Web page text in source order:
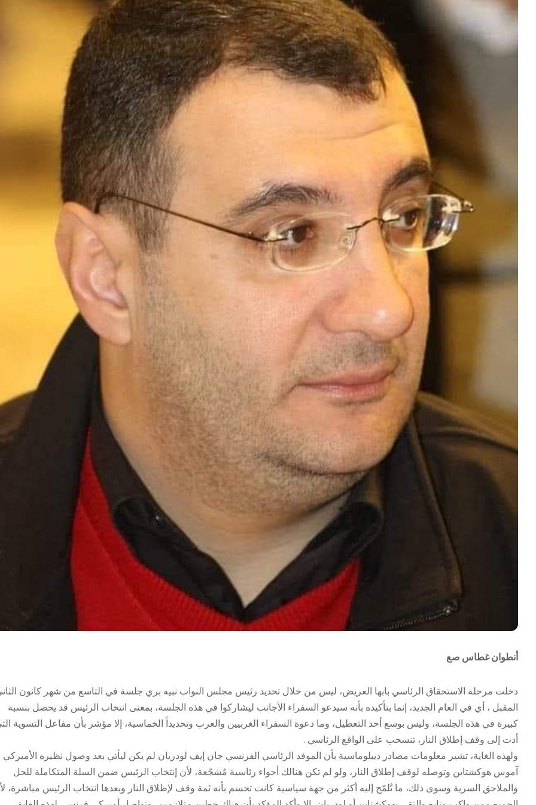
أنطوان غطاس صع
دخلت مرحلة الاستحقاق الرئاسي بابها العريض، ليس من خلال تحديد رئيس مجلس النواب نبيه بري جلسة في التاسع من شهر كانون
المقبل ، أي في العام الجديد، إنما بتأكيده بأنه سيدعو السفراء الأجانب ليشاركوا في هذه الجلسة، بمعنى انتخاب الرئيس قد يحصل بنسبة
كبيرة في هذه الجلسة، وليس بوسع أحد التعطيل، وما دعوة السفراء الغربيين والعرب وتحديداً الخماسية، إلا مؤشر بأن مفاعل التسوية
أدت إلى وقف إطلاق النار، تنسحب على الواقع الرئاسي .
ولهذه الغاية، تشير معلومات مصادر ديبلوماسية بأن الموفد الرئاسي الفرنسي جان إيف لودريان لم يكن ليأتي بعد وصول نظيره الأميركي
آموس هوكشتاين وتوصله لوقف إطلاق النار، ولو لم تكن هنالك أجواء رئاسية مُشجّعة، لأن إنتخاب الرئيس ضمن السلة المتكاملة للحل
والملاحق السرية وسوى ذلك، ما تُلمّح إليه أكثر من جهة سياسية كانت تحسم بأنه ثمة وقف لإطلاق النار وبعدها انتخاب الرئيس مباشرة،